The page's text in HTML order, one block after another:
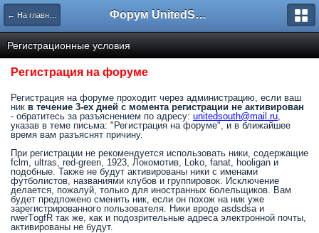
← На главную Форум UnitedSouth
Регистрационные условия
Регистрация на форуме
Регистрация на форуме проходит через администрацию, если ваш
ник в течение 3-ех дней с момента регистрации не активирован
- обратитесь за разъяснением по адресу: unitedsouth@mail.ru,
указав в теме письма: "Регистрация на форуме", и в ближайшее
время вам разъяснят причину.
При регистрации не рекомендуется использовать ники, содержащие
fclm, ultras, red-green, 1923, Локомотив, Loko, fanat, hooligan и
подобные. Также не будут активированы ники с именами
футболистов, названиями клубов и группировок. Исключение
делается, пожалуй, только для иностранных болельщиков. Вам
будет предложено сменить ник, если он похож на ник уже
зарегистрированного пользователя. Ники вроде asdsdsa и
rwerTоgfR так же, как и подозрительные адреса электронной почты,
активированы не будут.